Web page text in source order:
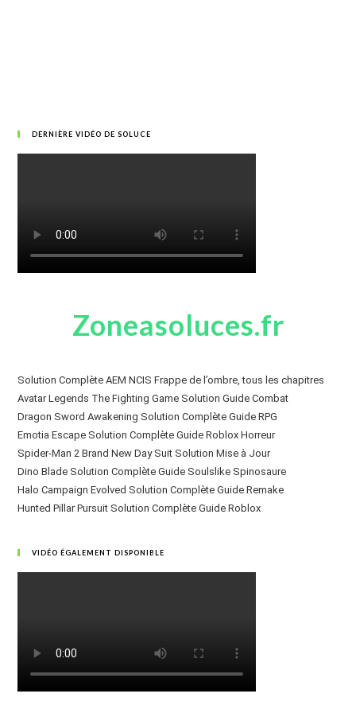
DERNIÈRE VIDÉO DE SOLUCE
Zoneasoluces.fr
Solution Complète AEM NCIS Frappe de l’ombre, tous les chapitres
Avatar Legends The Fighting Game Solution Guide Combat
Dragon Sword Awakening Solution Complète Guide RPG
Emotia Escape Solution Complète Guide Roblox Horreur
Spider-Man 2 Brand New Day Suit Solution Mise à Jour
Dino Blade Solution Complète Guide Soulslike Spinosaure
Halo Campaign Evolved Solution Complète Guide Remake
Hunted Pillar Pursuit Solution Complète Guide Roblox
VIDÉO ÉGALEMENT DISPONIBLE